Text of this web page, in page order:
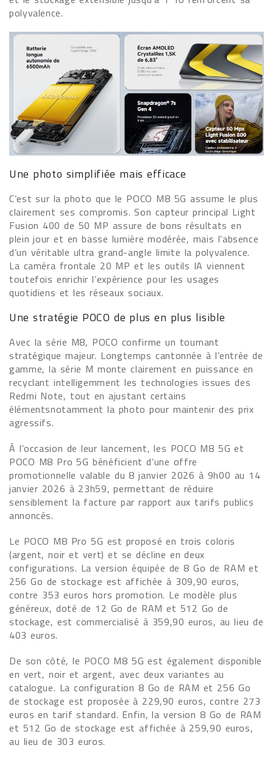
polyvalence.
Une photo simplifiée mais efficace
C’est sur la photo que le POCO M8 5G assume le plus
clairement ses compromis. Son capteur principal Light
Fusion 400 de 50 MP assure de bons résultats en
plein jour et en basse lumière modérée, mais l’absence
d’un véritable ultra grand-angle limite la polyvalence.
La caméra frontale 20 MP et les outils IA viennent
toutefois enrichir l’expérience pour les usages
quotidiens et les réseaux sociaux.
Une stratégie POCO de plus en plus lisible
Avec la série M8, POCO confirme un tournant
stratégique majeur. Longtemps cantonnée à l’entrée de
gamme, la série M monte clairement en puissance en
recyclant intelligemment les technologies issues des
Redmi Note, tout en ajustant certains
élémentsnotamment la photo pour maintenir des prix
agressifs.
À l’occasion de leur lancement, les POCO M8 5G et
POCO M8 Pro 5G bénéficient d’une offre
promotionnelle valable du 8 janvier 2026 à 9h00 au 14
janvier 2026 à 23h59, permettant de réduire
sensiblement la facture par rapport aux tarifs publics
annoncés.
Le POCO M8 Pro 5G est proposé en trois coloris
(argent, noir et vert) et se décline en deux
configurations. La version équipée de 8 Go de RAM et
256 Go de stockage est affichée à 309,90 euros,
contre 353 euros hors promotion. Le modèle plus
généreux, doté de 12 Go de RAM et 512 Go de
stockage, est commercialisé à 359,90 euros, au lieu de
403 euros.
De son côté, le POCO M8 5G est également disponible
en vert, noir et argent, avec deux variantes au
catalogue. La configuration 8 Go de RAM et 256 Go
de stockage est proposée à 229,90 euros, contre 273
euros en tarif standard. Enfin, la version 8 Go de RAM
et 512 Go de stockage est affichée à 259,90 euros,
au lieu de 303 euros.